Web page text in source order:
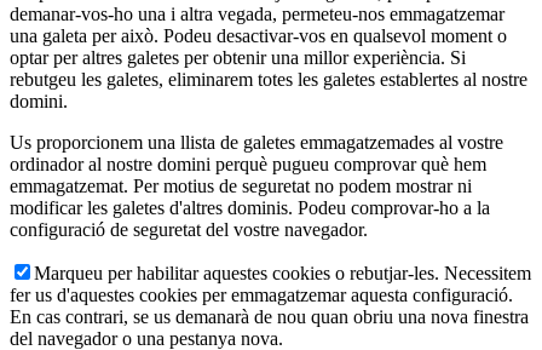
demanar-vos-ho una i altra vegada, permeteu-nos emmagatzemar
una galeta per això. Podeu desactivar-vos en qualsevol moment o
optar per altres galetes per obtenir una millor experiència. Si
rebutgeu les galetes, eliminarem totes les galetes establertes al nostre
domini.
Us proporcionem una llista de galetes emmagatzemades al vostre
ordinador al nostre domini perquè pugueu comprovar què hem
emmagatzemat. Per motius de seguretat no podem mostrar ni
modificar les galetes d'altres dominis. Podeu comprovar-ho a la
configuració de seguretat del vostre navegador.
Marqueu per habilitar aquestes cookies o rebutjar-les. Necessitem
fer us d'aquestes cookies per emmagatzemar aquesta configuració.
En cas contrari, se us demanarà de nou quan obriu una nova finestra
del navegador o una pestanya nova.